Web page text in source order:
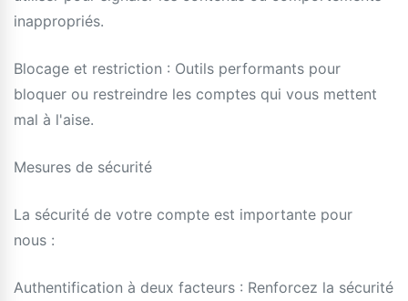
inappropriés.
Blocage et restriction : Outils performants pour
bloquer ou restreindre les comptes qui vous mettent
mal à l'aise.
Mesures de sécurité
La sécurité de votre compte est importante pour
nous :
Authentification à deux facteurs : Renforcez la sécurité